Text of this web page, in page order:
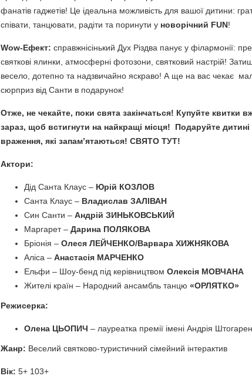
фанатів гаджетів! Це ідеальна можливість для вашої дитини:
співати, танцювати, радіти та поринути у новорічний FUN!
Wow-Ефект: справжнісінький Дух Різдва панує у філармонії:
святкові ялинки, атмосферні фотозони, святковий настрій!
весело, дотепно та надзвичайно яскраво! А ще на вас чекає
сюрприз від Санти в подарунок!
Отже, не чекайте, поки свята закінчаться! Купуйте квитки
зараз, щоб встигнути на найкращі місця! Подаруйте дитині
враження, які запам’ятаються! СВЯТО ТУТ!
Актори:
Дід Санта Клаус – Юрій КОЗЛОВ
Санта Клаус – Владислав ЗАЛІВАН
Син Санти – Андрій ЗИНЬКОВСЬКИЙ
Маргарет – Дарина ПОЛЯКОВА
Бріонія – Олеся ЛЕЙЧЕНКО/Варвара ХИЖНЯКОВА
Аліса – Анастасія МАРЧЕНКО
Ельфи – Шоу-бенд під керівництвом Олексія МОВЧАНА
Жителі країн – Народний ансамбль танцю «ОРЛЯТКО»
Режисерка:
Олена ЦЬОПИЧ – лауреатка премії імені Андрія
Жанр: Веселий святково-туристичний сімейний інтерактив
Вік: 5+ 103+